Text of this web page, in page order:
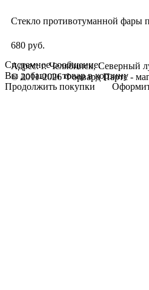
Стекло противотуманной фары
680 руб.
Адрес: г. Челябинск, Северный
© 2011-2026 Форвард Партс -
Системное сообщение:
Вы добавили товар в корзину
Продолжить покупки